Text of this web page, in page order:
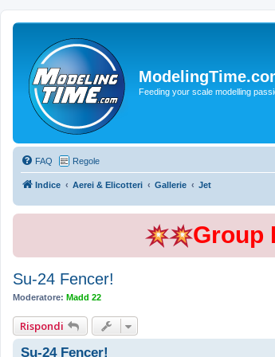
Feeding your scale modelling
FAQ Regole
Indice Aerei & Elicotteri Gallerie Jet
Group
Su-24 Fencer!
Moderatore: Madd 22
Rispondi
Su-24 Fencer!